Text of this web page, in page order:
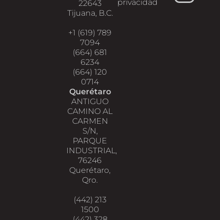
22643
Tijuana, B.C.
+1 (619) 789
7094
(664) 681
6234
(664) 120
0714
Querétaro
ANTIGUO
CAMINO AL
CARMEN
S/N,
PARQUE
INDUSTRIAL,
76246
Querétaro,
Qro.
(442) 213
1500
privacidad